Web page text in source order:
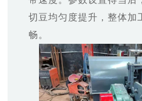
切豆均匀度提升，整体加
畅。